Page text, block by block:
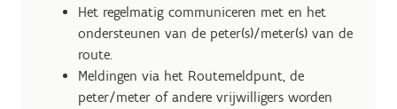
Het regelmatig communiceren met en het
ondersteunen van de peter(s)/meter(s) van de
route.
Meldingen via het Routemeldpunt, de
peter/meter of andere vrijwilligers worden